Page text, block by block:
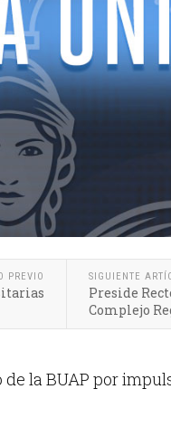
PREVIO SIGUIENTE
Preside
Complejo
la BUAP por